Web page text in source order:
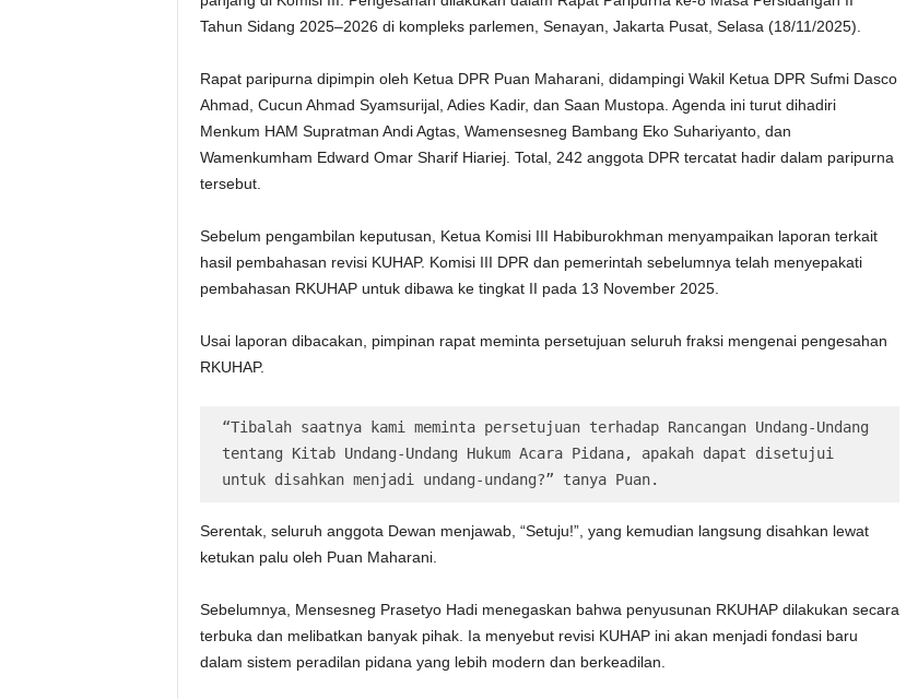
Tahun Sidang 2025–2026 di kompleks parlemen, Senayan, Jakarta Pusat, Selasa (18/11/2025).
Rapat paripurna dipimpin oleh Ketua DPR Puan Maharani, didampingi Wakil Ketua DPR Sufmi Dasco
Ahmad, Cucun Ahmad Syamsurijal, Adies Kadir, dan Saan Mustopa. Agenda ini turut dihadiri
Menkum HAM Supratman Andi Agtas, Wamensesneg Bambang Eko Suhariyanto, dan
Wamenkumham Edward Omar Sharif Hiariej. Total, 242 anggota DPR tercatat hadir dalam paripurna
tersebut.
Sebelum pengambilan keputusan, Ketua Komisi III Habiburokhman menyampaikan laporan terkait
hasil pembahasan revisi KUHAP. Komisi III DPR dan pemerintah sebelumnya telah menyepakati
pembahasan RKUHAP untuk dibawa ke tingkat II pada 13 November 2025.
Usai laporan dibacakan, pimpinan rapat meminta persetujuan seluruh fraksi mengenai pengesahan
RKUHAP.
“Tibalah saatnya kami meminta persetujuan terhadap Rancangan Undang-Undang
tentang Kitab Undang-Undang Hukum Acara Pidana, apakah dapat disetujui
untuk disahkan menjadi undang-undang?” tanya Puan.
Serentak, seluruh anggota Dewan menjawab, “Setuju!”, yang kemudian langsung disahkan lewat
ketukan palu oleh Puan Maharani.
Sebelumnya, Mensesneg Prasetyo Hadi menegaskan bahwa penyusunan RKUHAP dilakukan secara
terbuka dan melibatkan banyak pihak. Ia menyebut revisi KUHAP ini akan menjadi fondasi baru
dalam sistem peradilan pidana yang lebih modern dan berkeadilan.